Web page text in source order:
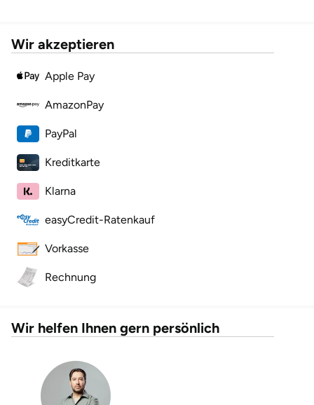
Wir akzeptieren
Apple Pay
AmazonPay
PayPal
Kreditkarte
Klarna
easyCredit-Ratenkauf
Vorkasse
Rechnung
Wir helfen Ihnen gern persönlich
Homburg
Horb am Neckar
Ibbenbüren
Jena
Jerichower Land
Kassel